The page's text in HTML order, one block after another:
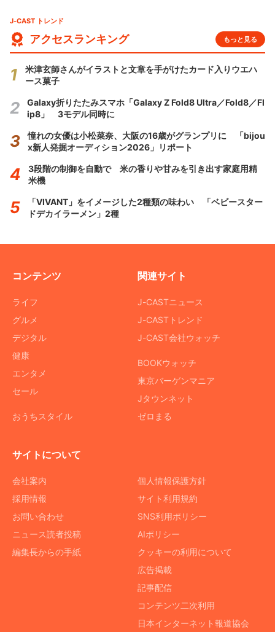
J-CAST トレンド
アクセスランキング もっと見る
米津玄師さんがイラストと文章を手がけたカード入りウエハ
ース菓子
Galaxy折りたたみスマホ「Galaxy Z Fold8 Ultra／Fold8／Fl
ip8」 3モデル同時に
憧れの女優は小松菜奈、大阪の16歳がグランプリに 「bijou
x新人発掘オーディション2026」リポート
3段階の制御を自動で 米の香りや甘みを引き出す家庭用精
米機
「VIVANT」をイメージした2種類の味わい 「ベビースター
ドデカイラーメン」2種
コンテンツ
ライフ
グルメ
デジタル
健康
エンタメ
セール
おうちスタイル
関連サイト
J-CASTニュース
J-CASTトレンド
J-CAST会社ウォッチ
BOOKウォッチ
東京バーゲンマニア
Jタウンネット
ゼロまる
サイトについて
会社案内
採用情報
お問い合わせ
ニュース読者投稿
編集長からの手紙
個人情報保護方針
サイト利用規約
SNS利用ポリシー
AIポリシー
クッキーの利用について
広告掲載
記事配信
コンテンツ二次利用
日本インターネット報道協会